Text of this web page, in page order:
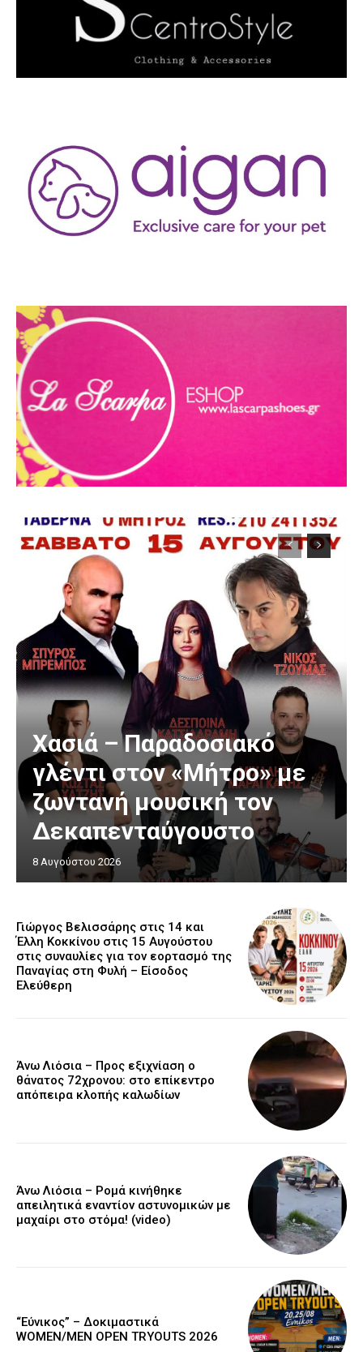
Χασιά – Παραδοσιακό
γλέντι στον «Μήτρο» με
ζωντανή μουσική τον
Δεκαπενταύγουστο
8 Αυγούστου 2026
Γιώργος Βελισσάρης στις 14 και
Έλλη Κοκκίνου στις 15 Αυγούστου
στις συναυλίες για τον εορτασμό της
Παναγίας στη Φυλή – Είσοδος
Ελεύθερη
Άνω Λιόσια – Προς εξιχνίαση ο
θάνατος 72χρονου: στο επίκεντρο
απόπειρα κλοπής καλωδίων
Άνω Λιόσια – Ρομά κινήθηκε
απειλητικά εναντίον αστυνομικών με
μαχαίρι στο στόμα! (video)
“Εύνικος” – Δοκιμαστικά
WOMEN/MEN OPEN TRYOUTS 2026